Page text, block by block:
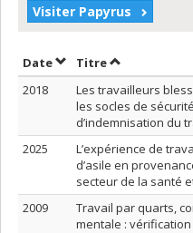
Visiter Papyrus
DateTrier par date en
TitreTrier par titre
2018
Les travailleurs
les socles de
d’indemnisation du
2025
L’expérience de
d’asile en
secteur de la santé
2009
Travail par quarts,
mentale :